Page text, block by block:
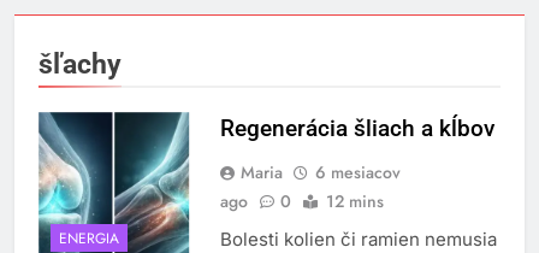
šľachy
ENERGIA
Regenerácia šliach a kĺbov
Maria
6 mesiacov
ago
0 12 mins
Bolesti kolien či ramien nemusia